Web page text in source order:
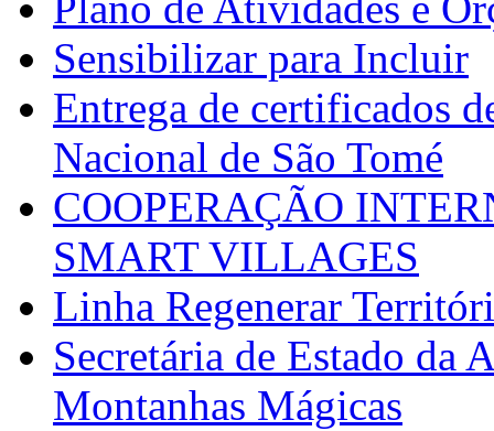
Sensibilizar para Incluir
Entrega de certificados
Nacional de São Tomé
COOPERAÇÃO
SMART VILLAGES
Linha Regenerar
Secretária de Estado da
Montanhas Mágicas